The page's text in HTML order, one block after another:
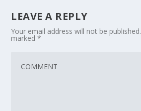
LEAVE A REPLY
Your email address will not be published.
marked*